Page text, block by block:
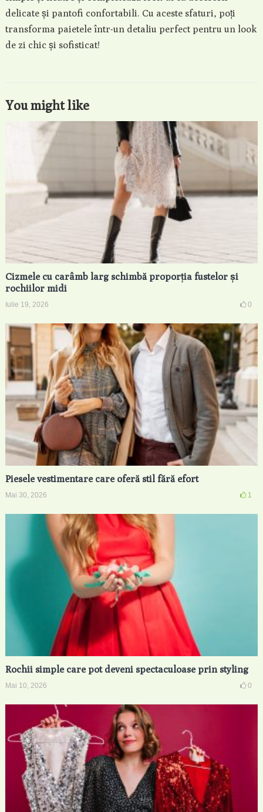
delicate și pantofi confortabili. Cu aceste sfaturi, poți
transforma paietele într-un detaliu perfect pentru un look
de zi chic și sofisticat!
You might like
Cizmele cu carâmb larg schimbă proporția fustelor și
rochiilor midi
Iulie 19, 2026 0
Piesele vestimentare care oferă stil fără efort
Mai 30, 2026 1
Rochii simple care pot deveni spectaculoase prin styling
Mai 10, 2026 0